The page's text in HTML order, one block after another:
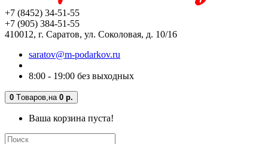
+7 (8452) 34-51-55
+7 (905) 384-51-55
410012, г. Саратов, ул. Соколовая, д. 10/16
saratov@m-podarkov.ru
8:00 - 19:00 без выходных
0 Tоваров, на 0 р.
Ваша корзина пуста!